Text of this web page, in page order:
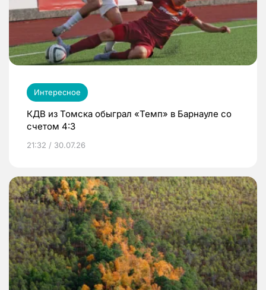
Интересное
КДВ из Томска обыграл «Темп» в Барнауле со
счетом 4:3
21:32 / 30.07.26